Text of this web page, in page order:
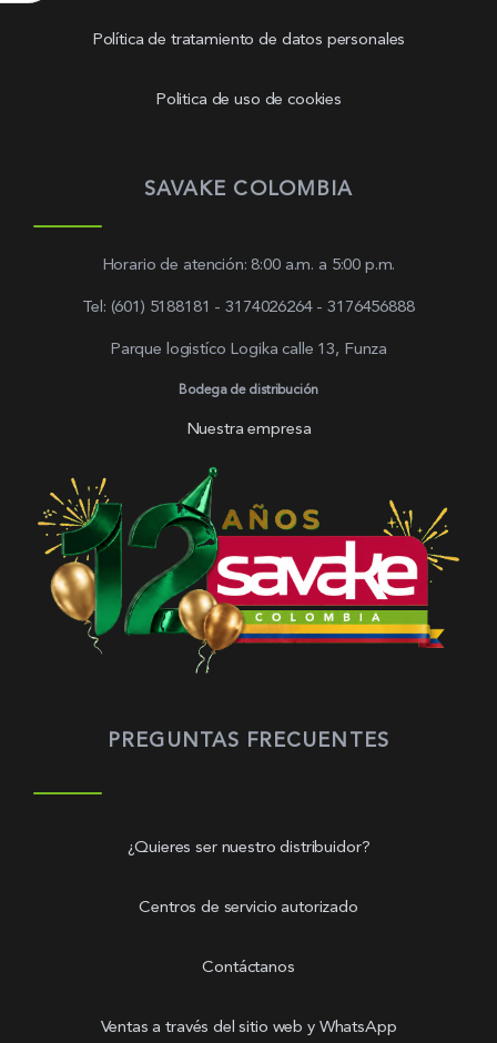
Política de tratamiento de datos personales
Politica de uso de cookies
SAVAKE COLOMBIA
Horario de atención: 8:00 a.m. a 5:00 p.m.
Tel: (601) 5188181 - 3174026264 - 3176456888
Parque logistíco Logika calle 13, Funza
Bodega de distribución
Nuestra empresa
PREGUNTAS FRECUENTES
¿Quieres ser nuestro distribuidor?
Centros de servicio autorizado
Contáctanos
Ventas a través del sitio web y WhatsApp